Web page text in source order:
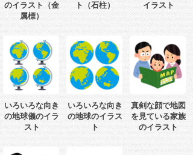
のイラスト（金
属標）
ト（石柱）
イラスト
いろいろな向き
の地球儀のイラ
スト
いろいろな向き
の地球のイラス
ト
真剣な顔で地図
を見ている家族
のイラスト